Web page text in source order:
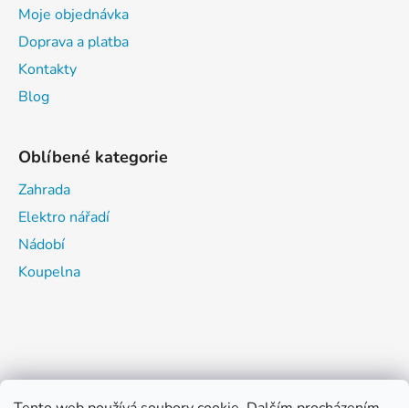
Moje objednávka
Doprava a platba
Kontakty
Blog
Oblíbené kategorie
Zahrada
Elektro nářadí
Nádobí
Koupelna